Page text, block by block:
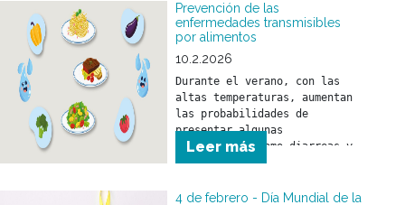
Prevención de las
enfermedades transmisibles
por alimentos
10.2.2026
Durante el verano, con las
altas temperaturas, aumentan
las probabilidades de
presentar algunas
enfermedades como diarreas y
el SUH (Síndrome urémico
prevenibles con medidas
Leer más
4 de febrero - Día Mundial de la